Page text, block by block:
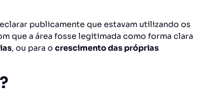
publicamente que estavam utilizando os
que a área fosse legitimada como forma clara
, ou para o crescimento das próprias